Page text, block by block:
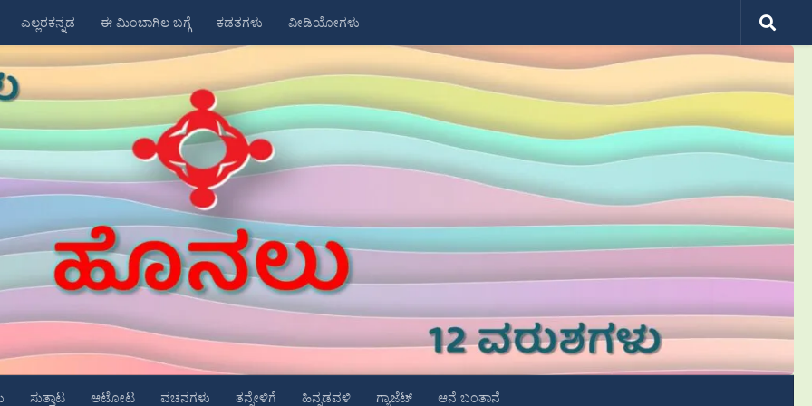
ಎಲ್ಲರಕನ್ನಡ ಈ ಮಿಂಬಾಗಿಲ ಬಗ್ಗೆ ಕಡತಗಳು ವೀಡಿಯೋಗಳು
ಸುತ್ತಾಟ ಆಟೋಟ ವಚನಗಳು ತನ್ನೇಳಿಗೆ ಹಿನ್ನಡವಳಿ ಗ್ಯಾಜೆಟ್ ಆನೆ ಬಂತಾನೆ